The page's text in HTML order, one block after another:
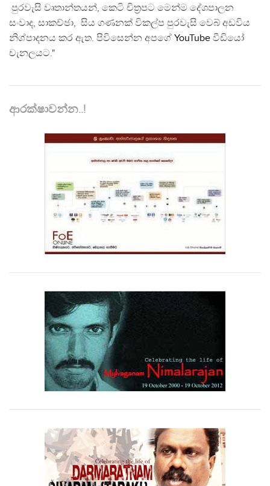
පුරවැසි වෘතාන්තයන්, කෙටි චිත්‍රපට මෙන්ම දේශපාලන
සංවාද, සාකච්ඡා, සිය ගණනක් විකල්ප පුරවැසි වෙබ් අඩවිය
නිශ්පාදනය කර ඇත. පිවිසෙන්න අපගේ YouTube වීඩියෝ
චැනලයට."
ආරක්ෂාවන්න..!